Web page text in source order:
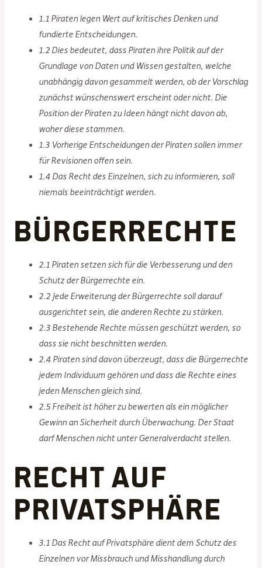
1.1 Piraten legen Wert auf kritisches Denken und
fundierte Entscheidungen.
1.2 Dies bedeutet, dass Piraten ihre Politik auf der
Grundlage von Daten und Wissen gestalten, welche
unabhängig davon gesammelt werden, ob der Vorschlag
zunächst wünschenswert erscheint oder nicht. Die
Position der Piraten zu Ideen hängt nicht davon ab,
woher diese stammen.
1.3 Vorherige Entscheidungen der Piraten sollen immer
für Revisionen offen sein.
1.4 Das Recht des Einzelnen, sich zu informieren, soll
niemals beeinträchtigt werden.
Bürgerrechte
2.1 Piraten setzen sich für die Verbesserung und den
Schutz der Bürgerrechte ein.
2.2 Jede Erweiterung der Bürgerrechte soll darauf
ausgerichtet sein, die anderen Rechte zu stärken.
2.3 Bestehende Rechte müssen geschützt werden, so
dass sie nicht beschnitten werden.
2.4 Piraten sind davon überzeugt, dass die Bürgerrechte
jedem Individuum gehören und dass die Rechte eines
jeden Menschen gleich sind.
2.5 Freiheit ist höher zu bewerten als ein möglicher
Gewinn an Sicherheit durch Überwachung. Der Staat
darf Menschen nicht unter Generalverdacht stellen.
Recht auf
Privatsphäre
3.1 Das Recht auf Privatsphäre dient dem Schutz des
Einzelnen vor Missbrauch und Misshandlung durch